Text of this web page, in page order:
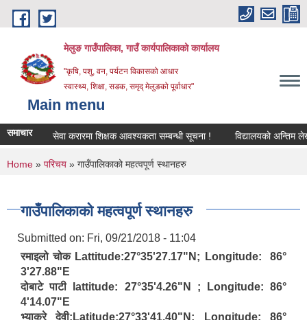
Skip to main content
मेलुङ गाउँपालिका, गाउँ कार्यपालिकाको कार्यालय
"कृषि, पशु, वन, पर्यटन विकासको आधार
स्वास्थ्य, शिक्षा, सडक, समृद् मेलुङको पूर्वाधार"
Main menu
समाचार सेवा करारमा शिक्षक आवश्‍यकता सम्बन्धी सूचना ! विद्यालयको अन्तिम
You are here
Home » परिचय » गाउँपालिकाको महत्वपूर्ण स्थानहरु
गाउँपालिकाको महत्वपूर्ण स्थानहरु
Submitted on: Fri, 09/21/2018 - 11:04
रमाइलो चोक Lattitude:27°35'27.17"N; Longitude: 86°
3'27.88"E
दोबाटे पाटी lattitude: 27°35'4.26"N ; Longitude: 86°
4'14.07"E
भ्याकुरे देवी:Latitude:27°33'41.40"N; Longitude: 86°